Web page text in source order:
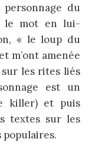
du
le mot en lui-
« le loup du
m’ont amenée
les rites liés
est un
killer) et puis
textes sur les
populaires.